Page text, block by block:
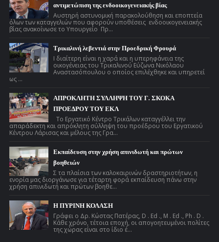
αντιμετώπιση της ενδοοικογενειακής βίας
Αυστηρή αστυνομική παρακολούθηση και εποπτεία
όλων των καταγγελιών που αφορούν υποθέσεις ενδοοικογενειακής
βίας ανακοίνωσε το Υπουργείο Πρ...
Τρικαλινή λεβεντιά στην Προεδρική Φρουρά
Ι διαίτερη είναι η χαρά και η υπερηφάνεια της
οικογένειας του Τρικαλινού Εύζωνα Νικόλαου
Αναστασόπουλου ο οποίος επιλέχθηκε και υπηρετεί
ως ...
ΑΠΡΟΚΛΗΤΗ ΣΥΛΛΗΨΗ ΤΟΥ Γ. ΣΚΟΚΑ
ΠΡΟΕΔΡΟΥ ΤΟΥ ΕΚΛ
Το Εργατικό Κέντρο Τρικάλων καταγγέλλει την
απαράδεκτη και απρόκλητη σύλληψη του προέδρου του Εργατικού
Κέντρου Λάρισας και μέλους της Γρα...
Εκπαίδευση στην χρήση απινιδωτή και πρώτων
βοηθειών
Σ τα πλαίσια των καλοκαιρινών δραστηριοτήτων, η
ενορία μας διοργάνωσε για τέταρτη φορά εκπαίδευση πάνω στην
χρήση απινιδωτή και πρώτων βοηθε...
Η ΠΥΡΙΝΗ ΚΟΛΑΣΗ
Γράφει ο Δρ. Κώστας Πατέρας, D . Ed ., M . Ed ., Ph . D .
Κάθε χρόνο, τέτοια εποχή, οι απογοητευμένοι πολίτες
της χώρας είναι στο ίδιο έ...